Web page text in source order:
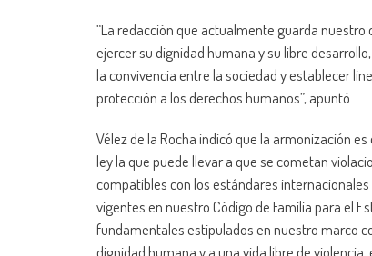
“La redacción que actualmente guarda
ejercer su dignidad humana y su libre
la convivencia entre la sociedad y establecer
protección a los derechos humanos”, apuntó.
Vélez de la Rocha indicó que la armonización
ley la que puede llevar a que se cometan
compatibles con los estándares
vigentes en nuestro Código de Familia para el
fundamentales estipulados en nuestro marco
dignidad humana y a una vida libre de violencia,